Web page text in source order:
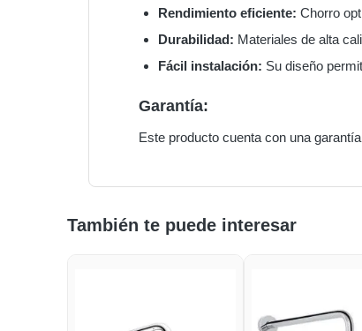
Rendimiento eficiente: Chorro
Durabilidad: Materiales de alta
Fácil instalación: Su diseño
Garantía:
Este producto cuenta con una
También te puede interesar